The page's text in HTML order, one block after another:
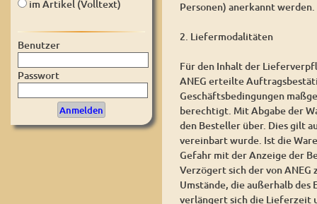
im Artikel (Volltext)
Benutzer
Passwort
Personen) anerkannt werden.
2. Liefermodalitäten
Für den Inhalt der
ANEG erteilte
Geschäftsbedingungen
berechtigt. Mit Abgabe der
den Besteller über. Dies gilt
vereinbart wurde. Ist die
Gefahr mit der Anzeige der
Verzögert sich der von
Umstände, die außerhalb des
verlängert sich die Lieferzeit